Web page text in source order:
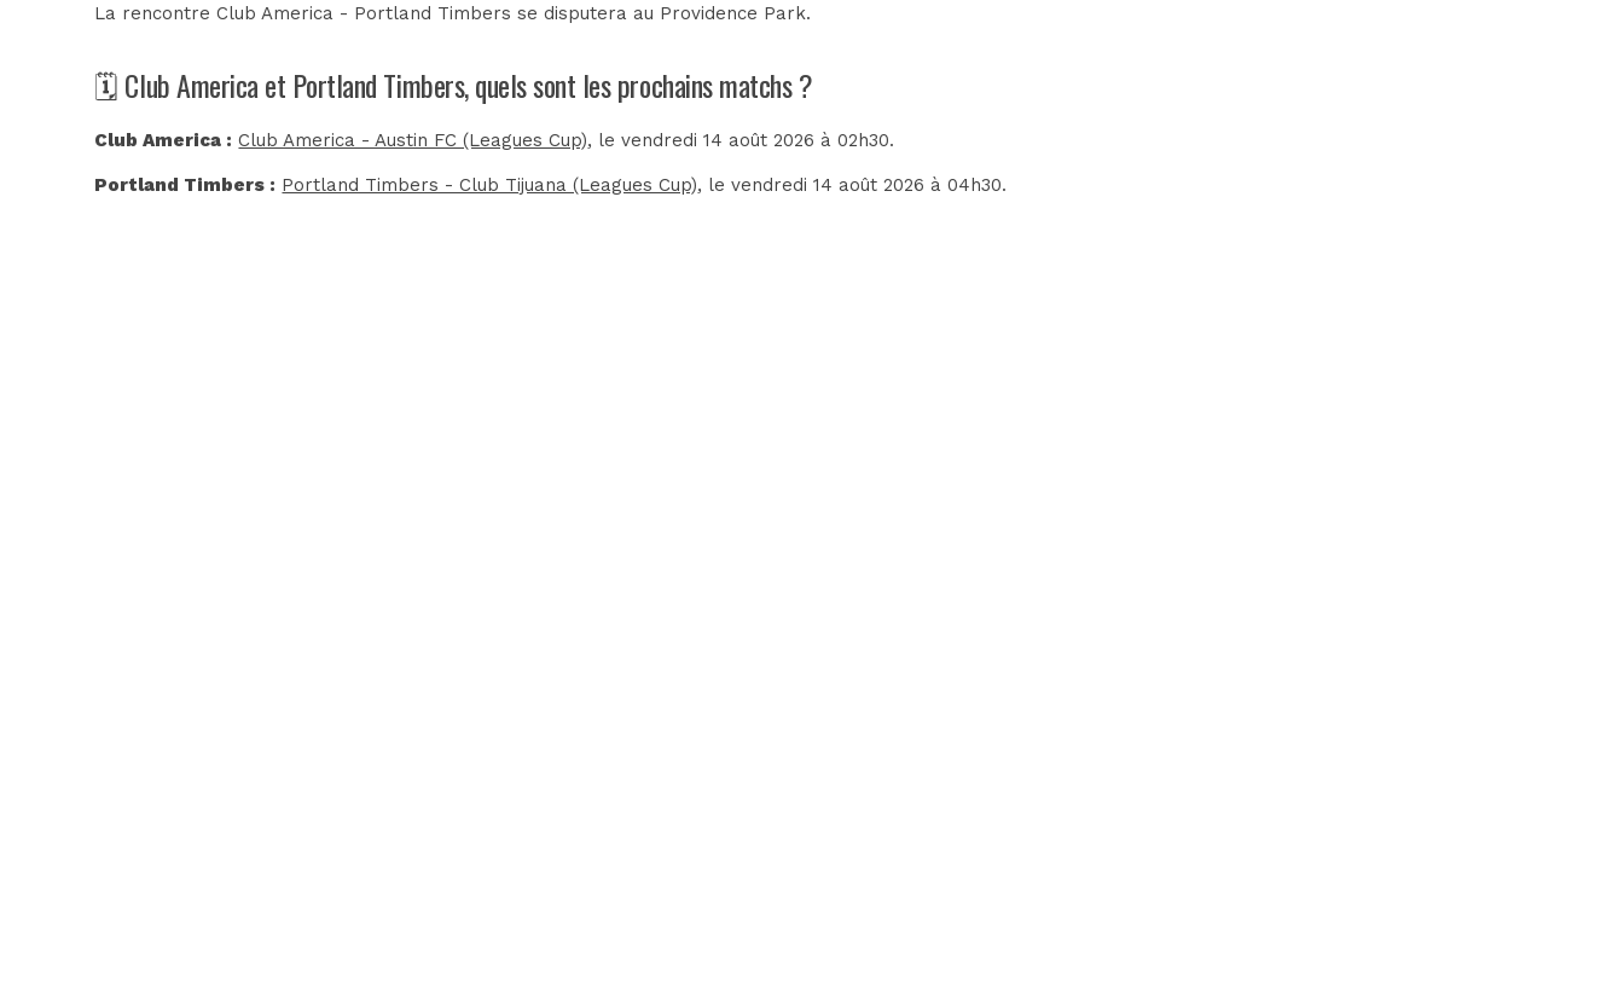
La rencontre Club America - Portland Timbers se disputera au Providence Park.
🗓️ Club America et Portland Timbers, quels sont les prochains matchs ?
Club America : Club America - Austin FC (Leagues Cup), le vendredi 14 août 2026 à 02h30.
Portland Timbers : Portland Timbers - Club Tijuana (Leagues Cup), le vendredi 14 août 2026 à 04h30.